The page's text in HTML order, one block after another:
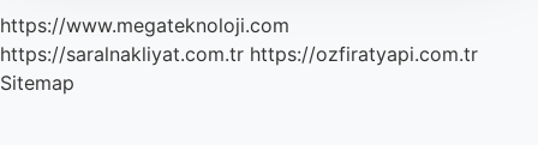
https://www.megateknoloji.com
https://saralnakliyat.com.tr https://ozfiratyapi.com.tr
Sitemap